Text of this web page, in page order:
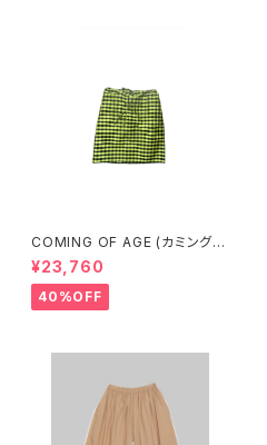
COMING OF AGE (カミングオ
ブエイジ) DRAWSTRING MID
I SKIRT（GINGHAM LIME/BL
ACK）
¥23,760
40%OFF